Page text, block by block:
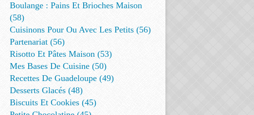
Boulange : Pains Et Brioches Maison
(58)
Cuisinons Pour Ou Avec Les Petits (56)
Partenariat (56)
Risotto Et Pâtes Maison (53)
Mes Bases De Cuisine (50)
Recettes De Guadeloupe (49)
Desserts Glacés (48)
Biscuits Et Cookies (45)